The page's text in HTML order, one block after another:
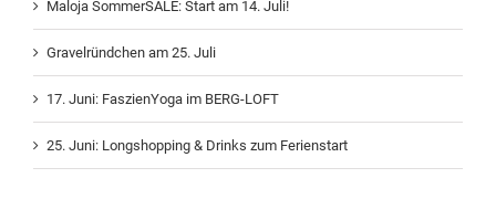
Maloja SommerSALE: Start am 14. Juli!
Gravelründchen am 25. Juli
17. Juni: FaszienYoga im BERG-LOFT
25. Juni: Longshopping & Drinks zum Ferienstart